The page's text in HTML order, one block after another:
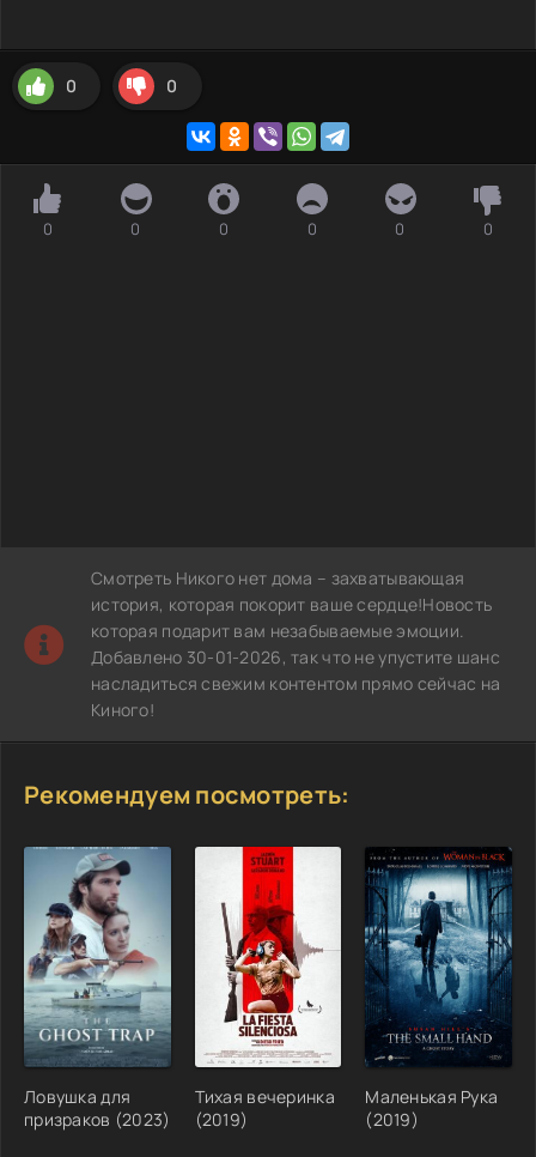
0 0
0 0 0 0 0 0
Смотреть Никого нет дома – захватывающая
история, которая покорит ваше сердце!Новость
которая подарит вам незабываемые эмоции.
Добавлено 30-01-2026, так что не упустите шанс
насладиться свежим контентом прямо сейчас на
Киного!
Рекомендуем посмотреть:
Ловушка для
призраков (2023)
Тихая вечеринка
(2019)
Маленькая Рука
(2019)